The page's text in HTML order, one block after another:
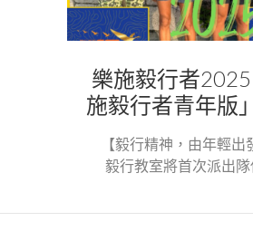
樂施毅行者
施毅行者青年版
【毅行精神，由年輕出
毅行教室將首次派出隊